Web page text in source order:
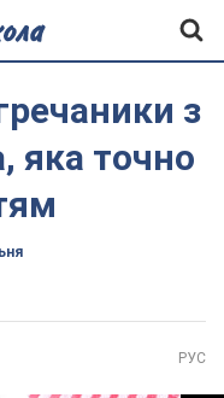
з
яка точно
РУС